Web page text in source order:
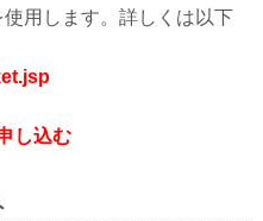
使用します。詳しくは以下
し込む